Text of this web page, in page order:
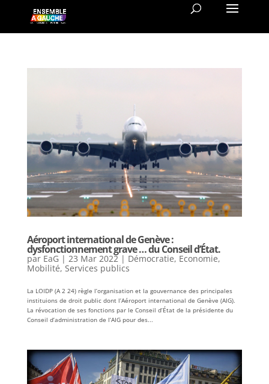
Aéroport international de Genève :
dysfonctionnement grave … du Conseil d’État.
par EaG | 23 Mar 2022| Démocratie, Economie,
Mobilité, Services publics
La LOIDP (A 2 24) règle l’organisation et la gouvernance des principales
instituions de droit public dont l’Aéroport international de Genève (AIG).
La révocation de ses fonctions par le Conseil d’État de la présidente du
Conseil d’administration de l’AIG pour des...